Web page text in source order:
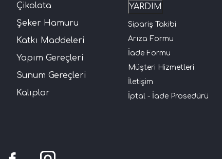
Çikolata
Şeker Hamuru
Katkı Maddeleri
Yapım Gereçleri
Sunum Gereçleri
Kalıplar
YARDIM
Sipariş Takibi
Arıza Formu
İade Formu
Müşteri Hizmetleri
İletişim
İptal - İade Prosedürü